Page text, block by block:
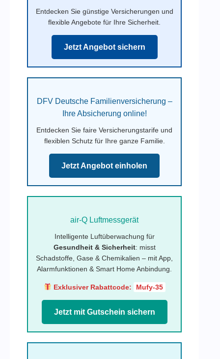
Entdecken Sie günstige Versicherungen und
flexible Angebote für Ihre Sicherheit.
Jetzt Angebot sichern
DFV Deutsche Familienversicherung –
Ihre Absicherung online!
Entdecken Sie faire Versicherungstarife und
flexiblen Schutz für Ihre ganze Familie.
Jetzt Angebot einholen
air-Q Luftmessgerät
Intelligente Luftüberwachung für
Gesundheit & Sicherheit: misst
Schadstoffe, Gase & Chemikalien – mit App,
Alarmfunktionen & Smart Home Anbindung.
Exklusiver Rabattcode: Mufy-35
Jetzt mit Gutschein sichern